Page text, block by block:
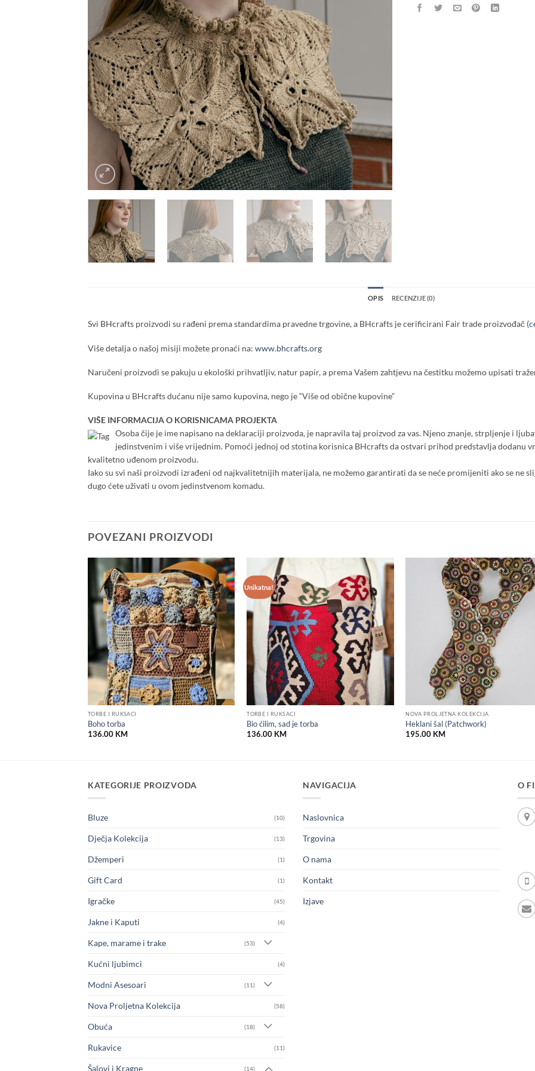
OPIS RECENZIJE (0)
Svi BHcrafts proizvodi su rađeni prema standardima pravedne trgovine, a BHcrafts je cerificirani Fair trade proizvođač
Više detalja o našoj misiji možete pronaći na: www.bhcrafts.org
Naručeni proizvodi se pakuju u ekološki prihvatljiv, natur papir, a prema Vašem zahtjevu na čestitku možemo upisati
Kupovina u BHcrafts dućanu nije samo kupovina, nego je “Više od obične kupovine”
VIŠE INFORMACIJA O KORISNICAMA PROJEKTA
Osoba čije je ime napisano na deklaraciji proizvoda, je napravila taj proizvod za vas. Njeno znanje, strpljenje i
jedinstvenim i više vrijednim. Pomoći jednoj od stotina korisnica BHcrafts da ostvari prihod predstavlja dodanu
kvalitetno uđenom proizvodu.
Iako su svi naši proizvodi izrađeni od najkvalitetnijih materijala, ne možemo garantirati da se neće promijeniti ako se ne
dugo ćete uživati u ovom jedinstvenom komadu.
POVEZANI PROIZVODI
Add to
wishlist
TORBE I RUKSACI
Boho torba
136.00 KM
Unikatna!
Add to
wishlist
TORBE I RUKSACI
Bio ćilim, sad je torba
136.00 KM
NOVA PROLJETNA KOLEKCIJA
Heklani šal (Patchwork)
195.00 KM
KATEGORIJE PROIZVODA
Bluze (10)
Dječja Kolekcija (13)
Džemperi (1)
Gift Card (1)
Igračke (45)
Jakne i Kaputi (4)
Kape, marame i trake (53)
Kućni ljubimci (4)
Modni Asesoari (11)
Nova Proljetna Kolekcija (58)
Obuća (18)
Rukavice (11)
Šalovi i Kragne (14)
NAVIGACIJA
Naslovnica
Trgovina
O nama
Kontakt
Izjave
O